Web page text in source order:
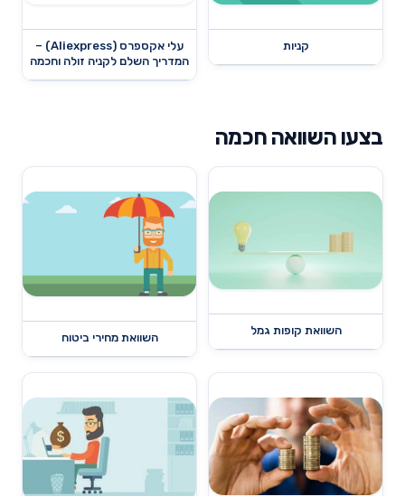
קניות
עלי אקספרס (Aliexpress) –
המדריך השלם לקניה זולה וחכמה
בצעו השוואה חכמה
השוואת קופות גמל
השוואת מחירי ביטוח